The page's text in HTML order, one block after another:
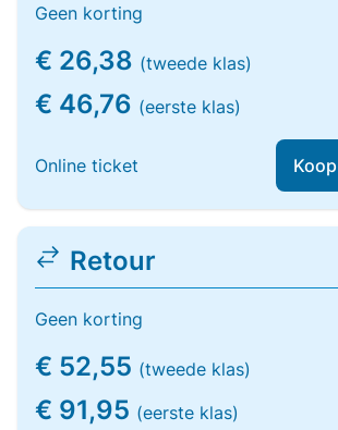
Geen korting
€ 26,38 (tweede klas)
€ 46,76 (eerste klas)
Online ticket
Retour
Geen korting
€ 52,55 (tweede klas)
€ 91,95 (eerste klas)